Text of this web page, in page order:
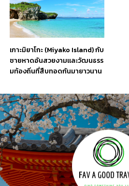
เกาะมิยาโกะ (Miyako Island) กับ
ชายหาดอันสวยงามและวัฒนธรร
มท้องถิ่นที่สืบทอดกันมายาวนาน